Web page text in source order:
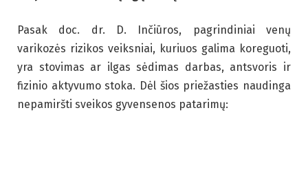
Pasak doc. dr. D. Inčiūros, pagrindiniai venų
varikozės rizikos veiksniai, kuriuos galima koreguoti,
yra stovimas ar ilgas sėdimas darbas, antsvoris ir
fizinio aktyvumo stoka. Dėl šios priežasties naudinga
nepamiršti sveikos gyvensenos patarimų: